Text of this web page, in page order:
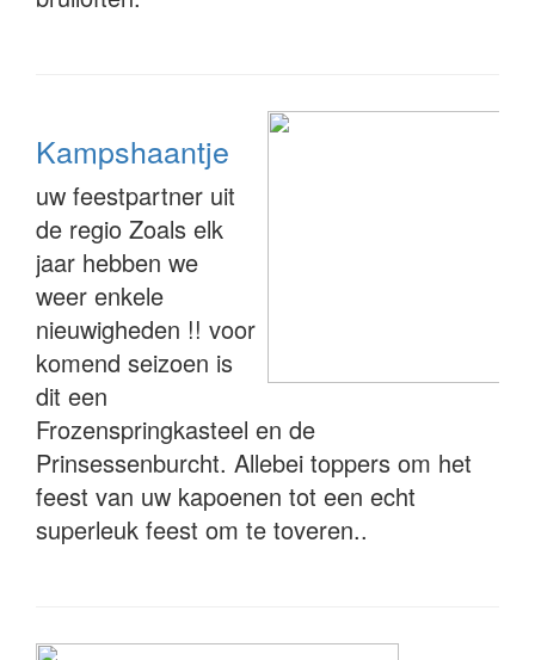
Kampshaantje
uw feestpartner uit
de regio Zoals elk
jaar hebben we
weer enkele
nieuwigheden !! voor
komend seizoen is
dit een
Frozenspringkasteel en de
Prinsessenburcht. Allebei toppers om het
feest van uw kapoenen tot een echt
superleuk feest om te toveren..